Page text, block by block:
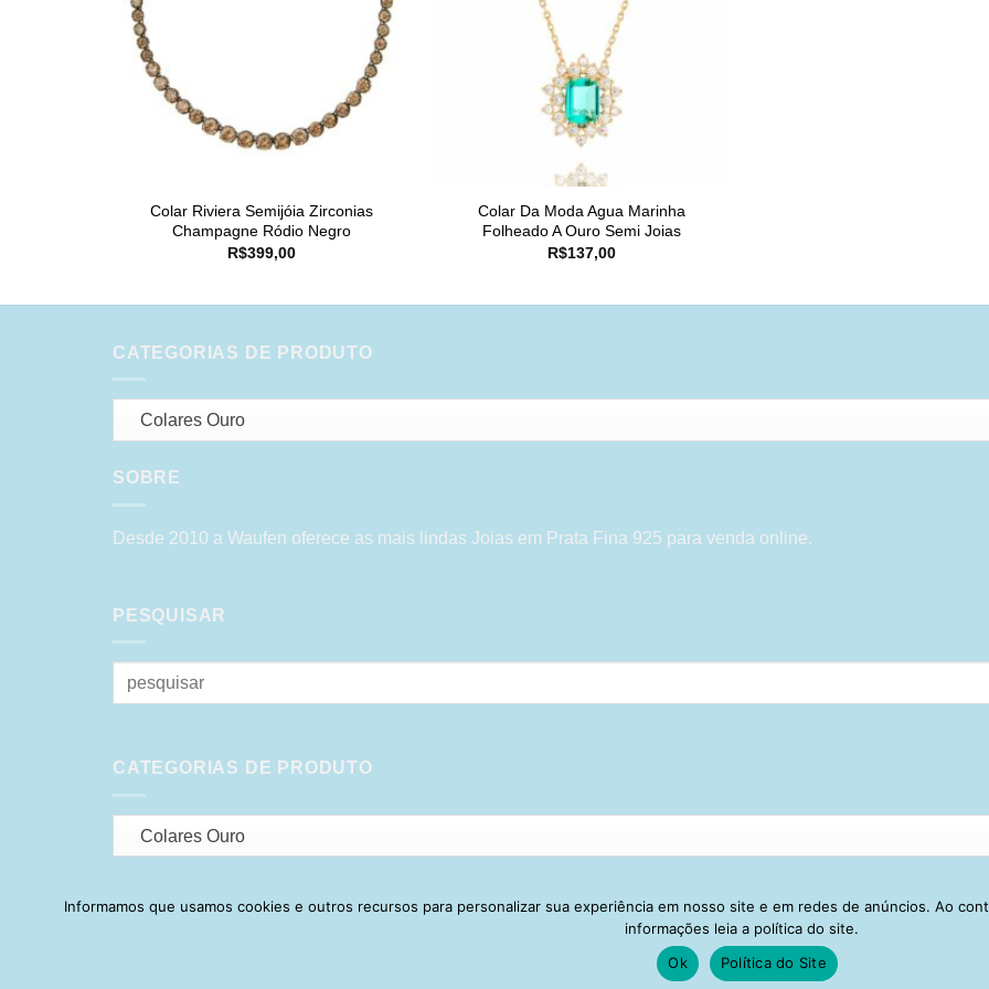
Colar Riviera Semijóia Zirconias
Champagne Ródio Negro
R$399,00
Colar Da Moda Agua Marinha
Folheado A Ouro Semi Joias
R$137,00
CATEGORIAS DE PRODUTO
Colares Ouro
SOBRE
Desde 2010 a Waufen oferece as mais lindas Joias em Prata Fina 925 para venda online.
PESQUISAR
Pesquisar
por:
CATEGORIAS DE PRODUTO
Colares Ouro
Visa PayPal Stripe MasterCardCash
TROCA E DEVOLUÇÃO GARANTIA
Informamos que usamos cookies e outros recursos para personalizar sua experiência em nosso site e em redes de anúncios. Ao
informações leia a política do site.
Ok
Política do Site